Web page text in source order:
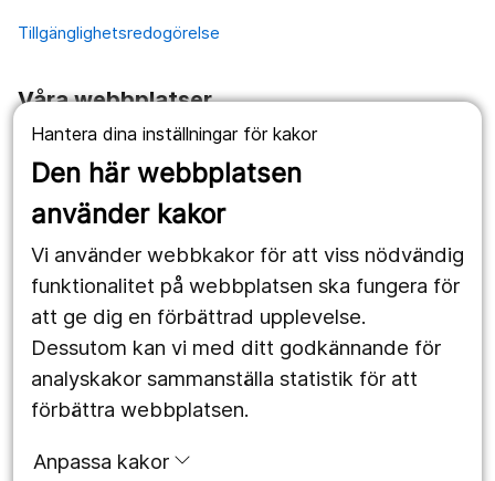
Hantera dina inställningar för kakor
Den här webbplatsen
använder kakor
Vi använder webbkakor för att viss nödvändig
funktionalitet på webbplatsen ska fungera för
att ge dig en förbättrad upplevelse.
Dessutom kan vi med ditt godkännande för
analyskakor sammanställa statistik för att
förbättra webbplatsen.
Anpassa kakor
Tillgänglighetsredogörelse
Våra webbplatser
1177.se
Länstrafiken
Utveckling
Följ oss
Facebook